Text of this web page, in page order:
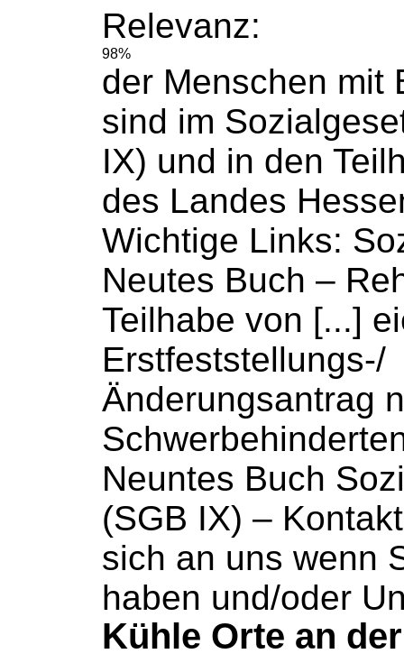
Relevanz:
98%
der Menschen mit
sind im
IX) und in den
des Landes
Wichtige Links:
Neutes Buch –
Teilhabe von [...]
Erstfeststellungs-/
Änderungsantrag
Neuntes Buch
(SGB IX) –
sich an uns wenn
haben und/oder
Kühle Orte an